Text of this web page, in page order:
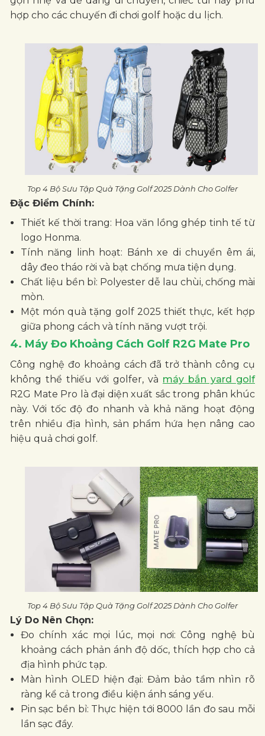
hợp cho các chuyến đi chơi golf hoặc du lịch.
Top 4 Bộ Sưu Tập Quà Tặng Golf 2025 Dành Cho Golfer
Đặc Điểm Chính:
Thiết kế thời trang: Hoa văn lồng ghép tinh tế từ
logo Honma.
Tính năng linh hoạt: Bánh xe di chuyển êm ái,
dây đeo tháo rời và bạt chống mưa tiện dụng.
Chất liệu bền bỉ: Polyester dễ lau chùi, chống mài
mòn.
Một món quà tặng golf 2025 thiết thực, kết hợp
giữa phong cách và tính năng vượt trội.
4. Máy Đo Khoảng Cách Golf R2G Mate Pro
Công nghệ đo khoảng cách đã trở thành công cụ
không thể thiếu với golfer, và máy bắn yard golf
R2G Mate Pro là đại diện xuất sắc trong phân khúc
này. Với tốc độ đo nhanh và khả năng hoạt động
trên nhiều địa hình, sản phẩm hứa hẹn nâng cao
hiệu quả chơi golf.
Top 4 Bộ Sưu Tập Quà Tặng Golf 2025 Dành Cho Golfer
Lý Do Nên Chọn:
Đo chính xác mọi lúc, mọi nơi: Công nghệ bù
khoảng cách phản ánh độ dốc, thích hợp cho cả
địa hình phức tạp.
Màn hình OLED hiện đại: Đảm bảo tầm nhìn rõ
ràng kể cả trong điều kiện ánh sáng yếu.
Pin sạc bền bỉ: Thực hiện tới 8000 lần đo sau mỗi
lần sạc đầy.